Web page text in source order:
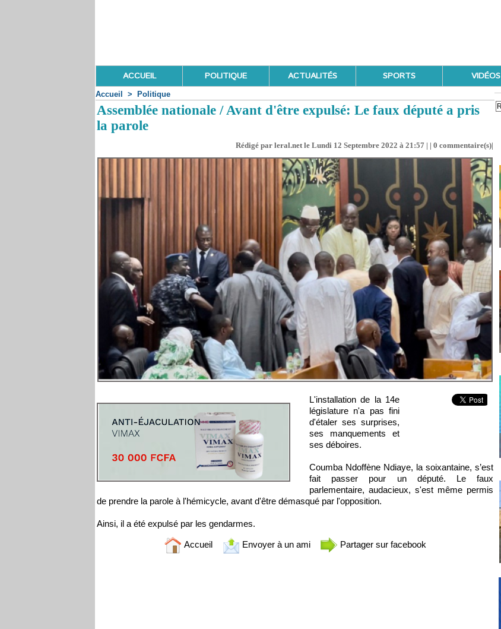
ACCUEIL POLITIQUE ACTUALITÉS SPORTS VIDÉOS
Accueil > Politique
Assemblée nationale / Avant d'être expulsé: Le faux député a pris
la parole
Rédigé par leral.net le Lundi 12 Septembre 2022 à 21:57 | | 0 commentaire(s)|
L'installation de la 14e
législature n'a pas fini
d'étaler ses surprises,
ses manquements et
ses déboires.
Coumba Ndoffène Ndiaye, la soixantaine, s’est
fait passer pour un député. Le faux
parlementaire, audacieux, s'est même permis
de prendre la parole à l'hémicycle, avant d'être démasqué par l'opposition.
Ainsi, il a été expulsé par les gendarmes.
Accueil Envoyer à un ami Partager sur facebook